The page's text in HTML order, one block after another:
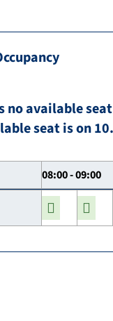
no available
seat is on
08:00 - 09:00